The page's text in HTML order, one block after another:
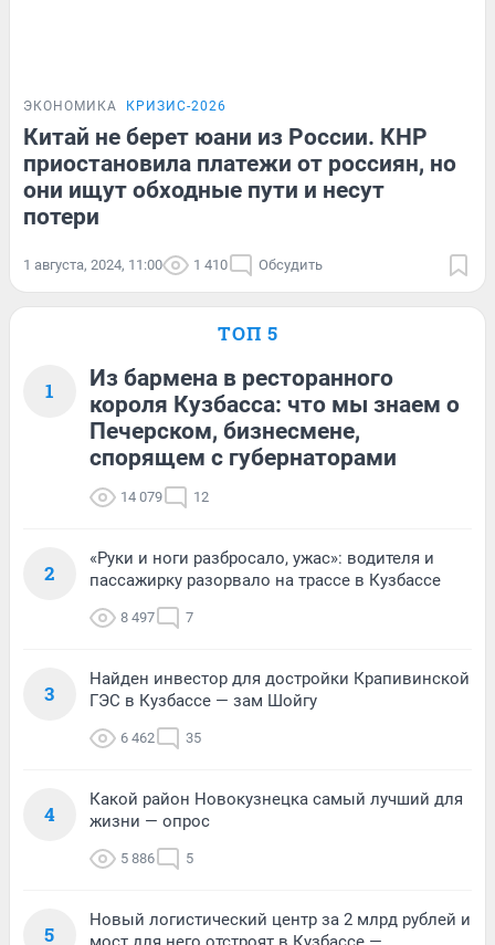
ЭКОНОМИКА КРИЗИС-2026
Китай не берет юани из России. КНР
приостановила платежи от россиян, но
они ищут обходные пути и несут
потери
1 августа, 2024, 11:00 1 410 Обсудить
ТОП 5
1
Из бармена в ресторанного
короля Кузбасса: что мы знаем о
Печерском, бизнесмене,
спорящем с губернаторами
14 079 12
2
«Руки и ноги разбросало, ужас»: водителя и
пассажирку разорвало на трассе в Кузбассе
8 497 7
3
Найден инвестор для достройки Крапивинской
ГЭС в Кузбассе — зам Шойгу
6 462 35
4
Какой район Новокузнецка самый лучший для
жизни — опрос
5 886 5
5
Новый логистический центр за 2 млрд рублей и